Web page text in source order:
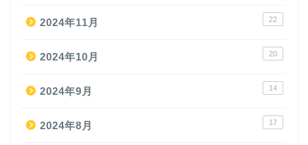
2024年11月 22
2024年10月 20
2024年9月 14
2024年8月 17